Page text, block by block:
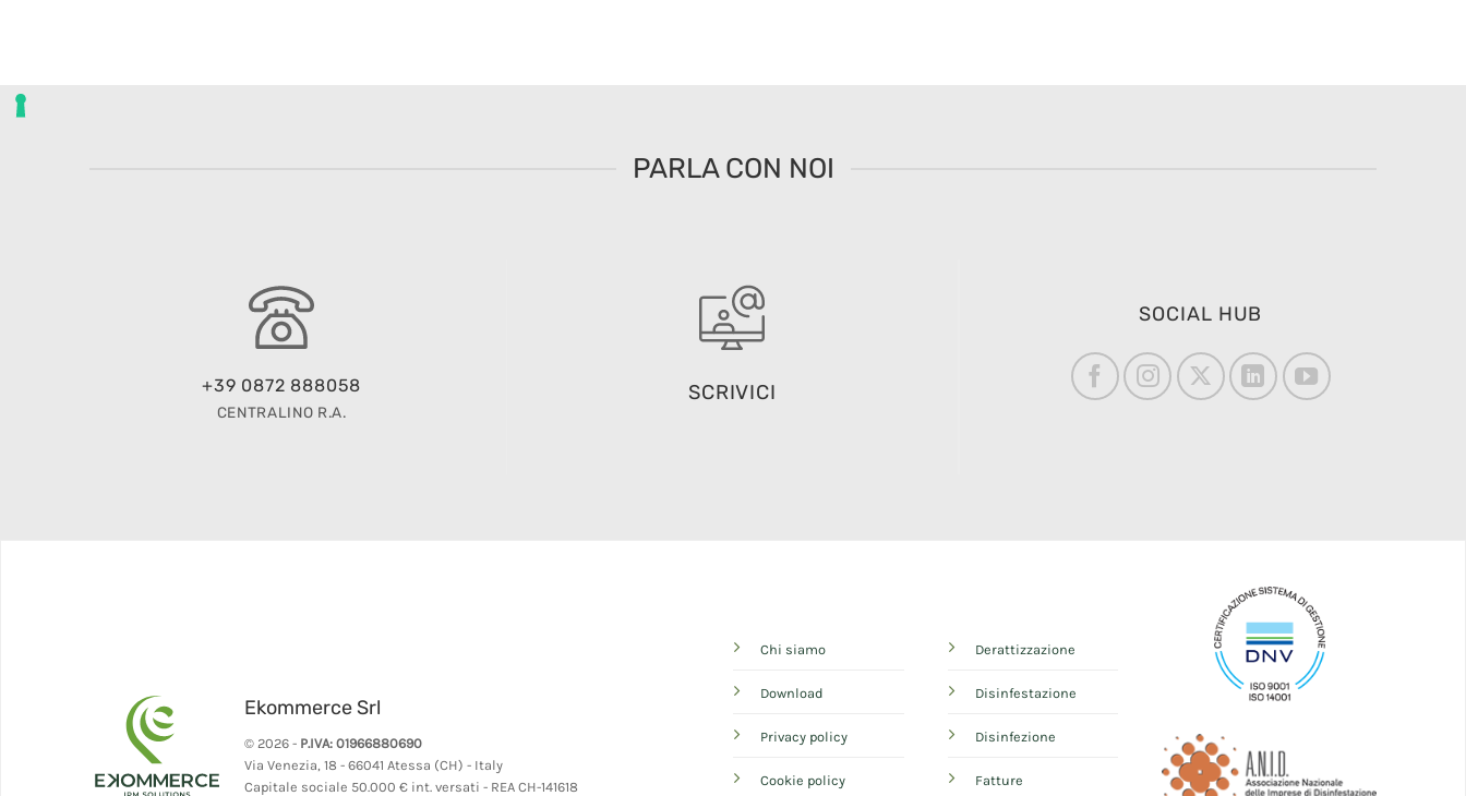
PARLA CON NOI
+39 0872 888058
CENTRALINO R.A.
SCRIVICI
SOCIAL HUB
Ekommerce Srl
© 2026 - P.IVA: 01966880690
Via Venezia, 18 - 66041 Atessa (CH) - Italy
Capitale sociale 50.000 € int. versati - REA CH-141618
Chi siamo
Download
Privacy policy
Cookie policy
Derattizzazione
Disinfestazione
Disinfezione
Fatture